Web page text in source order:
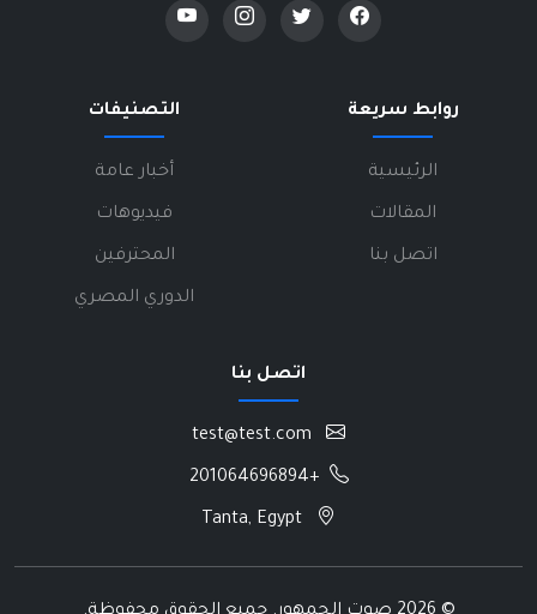
روابط سريعة
الرئيسية
المقالات
اتصل بنا
التصنيفات
أخبار عامة
فيديوهات
المحترفين
الدوري المصري
اتصل بنا
+201064696894